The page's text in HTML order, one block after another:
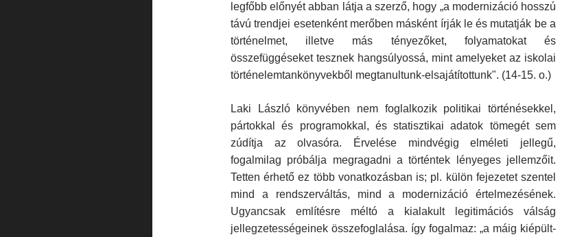
legfőbb előnyét abban látja a szerző, hogy „a modernizáció hosszú
távú trendjei esetenként merőben másként írják le és mutatják be a
történelmet, illetve más tényezőket, folyamatokat és
összefüggéseket tesznek hangsúlyossá, mint amelyeket az iskolai
törté­nelemtankönyvekből megtanultunk-elsajátítottunk". (14-15. o.)
Laki László könyvében nem foglalkozik politikai történésekkel,
pártokkal és programokkal, és statisztikai adatok tömegét sem
zúdítja az olvasóra. Érvelése mindvégig elméleti jellegű,
fogalmilag próbálja megragadni a történtek lényeges jellemzőit.
Tetten érhető ez több vonatkozásban is; pl. külön fejezetet szentel
mind a rendszerváltás, mind a modernizáció ér­telmezésének.
Ugyancsak említésre méltó a kialakult legitimációs válság
jellegzetességeinek összefoglalása. így fogalmaz: „a máig kiépült-